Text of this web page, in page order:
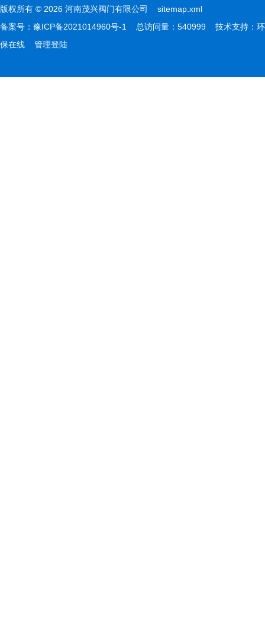
版权所有 © 2026 河南茂兴阀门有限公司 sitemap.xml
备案号： 豫ICP备2021014960号-1 总访问量：540999 技术支持： 环
保在线
管理登陆